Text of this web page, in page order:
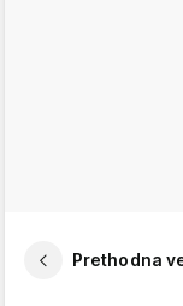
Prethodna